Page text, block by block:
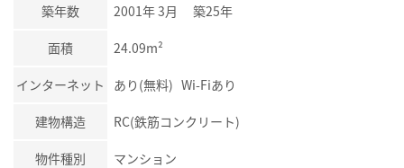
築年数 2001年 3月 築25年
面積 24.09m²
インターネット あり(無料) Wi-Fiあり
建物構造 RC(鉄筋コンクリート)
物件種別
マンション